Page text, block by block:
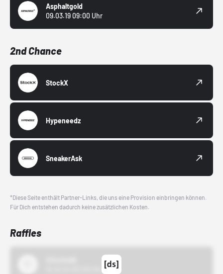
Asphaltgold
09.03.19 09:00 Uhr
2nd Chance
StockX
Hypeneedz
SneakerAsk
*Diese Seite enthält Partner-Links, die uns eine Provision einbringen können.
Für Dich entstehen dadurch keine zusätzlichen Kosten.
Raffles